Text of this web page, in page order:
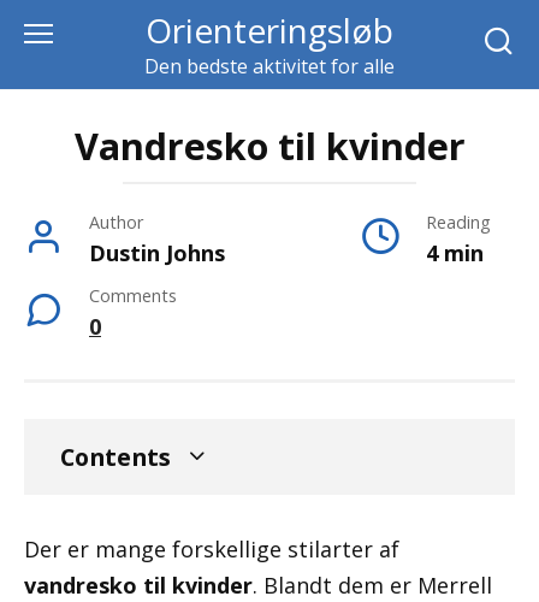
content
Orienteringsløb
Den bedste aktivitet for alle
Vandresko til kvinder
Author
Dustin Johns
Reading
4 min
Comments
0
Contents
Der er mange forskellige stilarter af
vandresko til kvinder. Blandt dem er Merrell